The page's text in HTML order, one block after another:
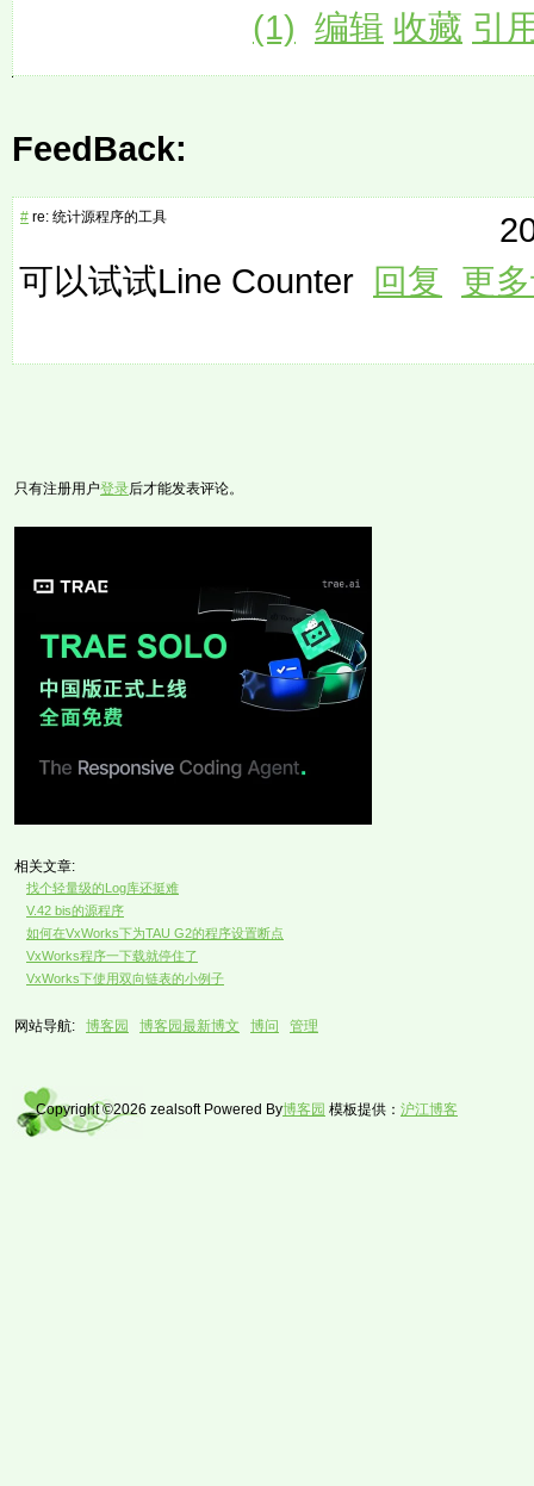
(1) 编辑 收藏 引
FeedBack:
# re: 统计源程序的工具
可以试试Line Counter 回复 更
只有注册用户登录后才能发表评论。
相关文章:
找个轻量级的Log库还挺难
V.42 bis的源程序
如何在VxWorks下为TAU G2的程序设置断点
VxWorks程序一下载就停住了
VxWorks下使用双向链表的小例子
网站导航: 博客园 博客园最新博文 博问 管理
Copyright ©2026 zealsoft Powered By博客园 模板提供： 沪江博客